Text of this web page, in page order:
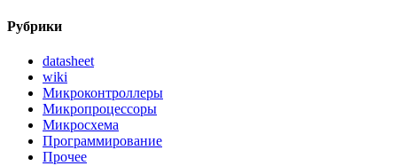
Рубрики
datasheet
wiki
Микроконтроллеры
Микропроцессоры
Микросхема
Программирование
Прочее